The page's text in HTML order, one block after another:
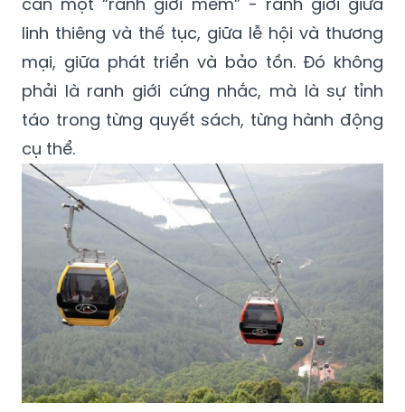
linh thiêng và thế tục, giữa lễ hội và thương
mại, giữa phát triển và bảo tồn. Đó không
phải là ranh giới cứng nhắc, mà là sự tỉnh
táo trong từng quyết sách, từng hành động
cụ thể.